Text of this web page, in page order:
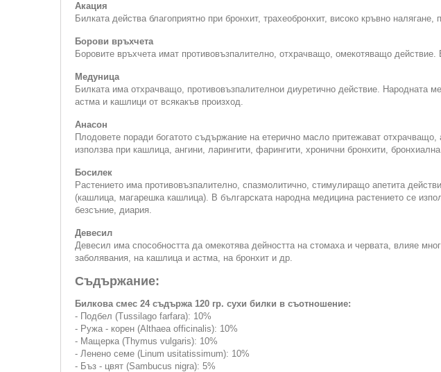
Акация
Билката действа благоприятно при бронхит, трахеобронхит, високо кръвно
Борови връхчета
Боровите връхчета имат противовъзпалително, отхрачващо, омекотяващо
Медуница
Билката има отхрачващо, противовъзпалителнои диуретично действие. Народната
астма и кашлици от всякакъв произход.
Анасон
Плодовете поради богатото съдържание на етерично масло притежават
използва при кашлица, ангини, ларингити, фарингити, хронични бронхити,
Босилек
Растението има противовъзпалително, спазмолитично, стимулиращо апетита
(кашлица, магарешка кашлица). В българската народна медицина растението се
безсъние, диария.
Девесил
Девесил има способността да омекотява дейността на стомаха и червата, влияе
заболявания, на кашлица и астма, на бронхит и др.
Съдържание:
Билкова смес 24 съдържа 120 гр. сухи билки в съотношение:
- Подбел (Tussilago farfara): 10%
- Ружа - корен (Althaea officinalis): 10%
- Мащерка (Thymus vulgaris): 10%
- Ленено семе (Linum usitatissimum): 10%
- Бъз - цвят (Sambucus nigra): 5%